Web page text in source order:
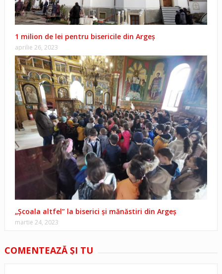
1 milion de lei pentru bisericile din Argeș
aprilie 26, 2023
„Școala altfel” la biserici și mănăstiri din Argeş
martie 24, 2023
COMENTEAZĂ ŞI TU